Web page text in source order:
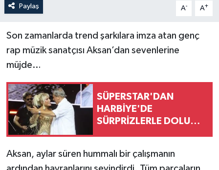
Paylaş A- A+
Son zamanlarda trend şarkılara imza atan genç
rap müzik sanatçısı Aksan’dan sevenlerine
müjde…
SÜPERSTAR'DAN
HARBİYE'DE
SÜRPRİZLERLE DOLU
Aksan, aylar süren hummalı bir çalışmanın